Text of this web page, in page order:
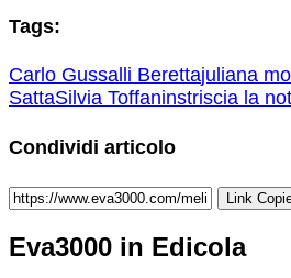
Tags:
Carlo Gussalli Berettajuliana
SattaSilvia Toffaninstriscia la
Condividi articolo
Link
Eva3000 in Edicola